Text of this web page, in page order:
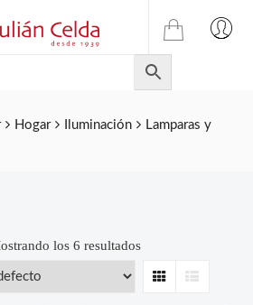
TIENDA
ONLINE
DE
JULIAN
CELDA
Hogar Iluminación
Lamparas y
los 6 resultados
Grid List